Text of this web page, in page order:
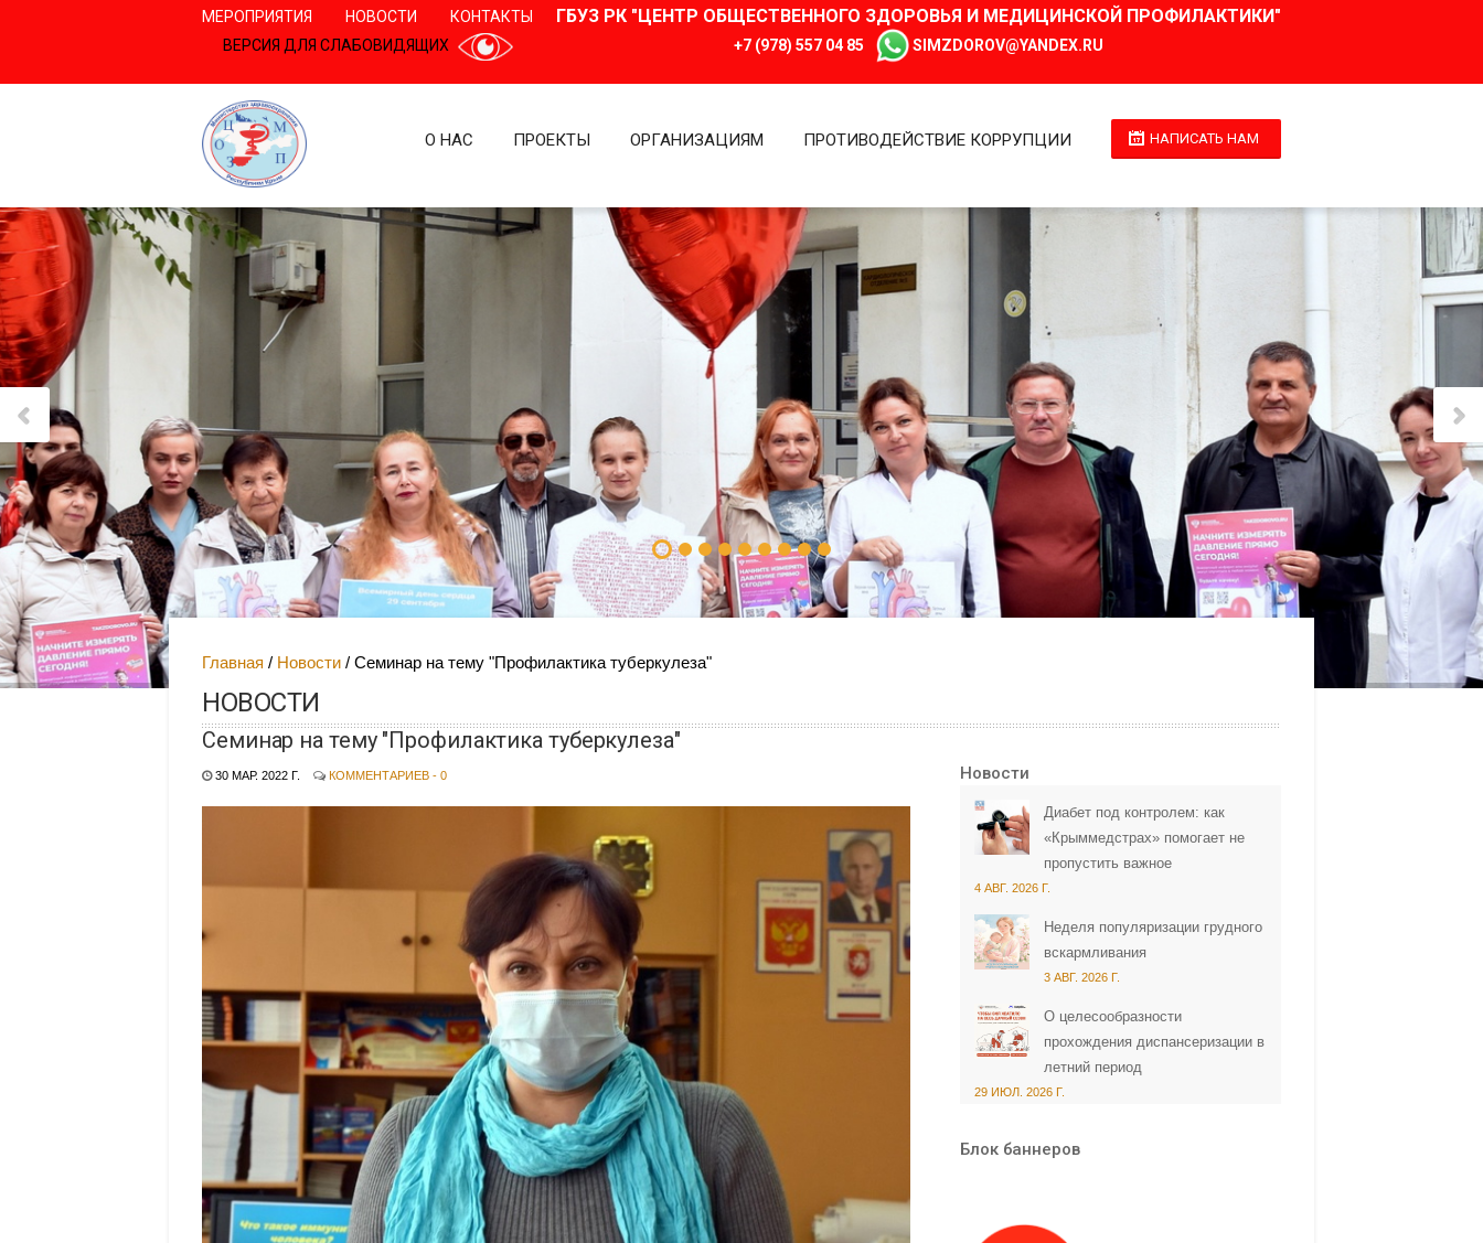
МЕРОПРИЯТИЯ НОВОСТИ
КОНТАКТЫ
ВЕРСИЯ ДЛЯ СЛАБОВИДЯЩИХ
ГБУЗ РК "ЦЕНТР ОБЩЕСТВЕННОГО ЗДОРОВЬЯ И МЕДИЦИНСКОЙ ПРОФИЛАКТИКИ"
+7 (978) 557 04 85 SIMZDOROV@YANDEX.RU
НАПИСАТЬ НАМ
О НАС ПРОЕКТЫ ОРГАНИЗАЦИЯМ ПРОТИВОДЕЙСТВИЕ КОРРУПЦИИ
Главная Новости Семинар на тему "Профилактика туберкулеза"
НОВОСТИ
Семинар на тему "Профилактика туберкулеза"
30 МАР. 2022 Г. КОММЕНТАРИЕВ - 0 Новости
Диабет под контролем: как
«Крыммедстрах» помогает не
пропустить важное
4 АВГ. 2026 Г.
Неделя популяризации грудного
вскармливания
3 АВГ. 2026 Г.
О целесообразности
прохождения диспансеризации в
летний период
29 ИЮЛ. 2026 Г.
Блок баннеров